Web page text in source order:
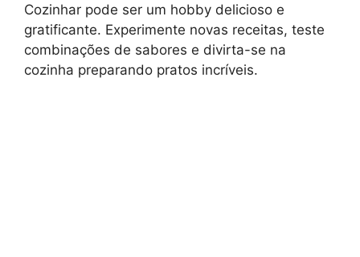
Cozinhar pode ser um hobby delicioso e
gratificante. Experimente novas receitas, teste
combinações de sabores e divirta-se na
cozinha preparando pratos incríveis.